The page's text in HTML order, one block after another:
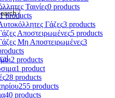
Ταινίες0 products
products
Γάζες3 products
Αποστειρωμένες5 products
Μη Αποστειρωμένες3
2 products
1 product
28 products
255 products
40 products